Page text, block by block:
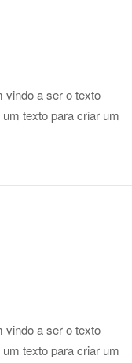
vindo a ser o texto
texto para criar um
vindo a ser o texto
texto para criar um